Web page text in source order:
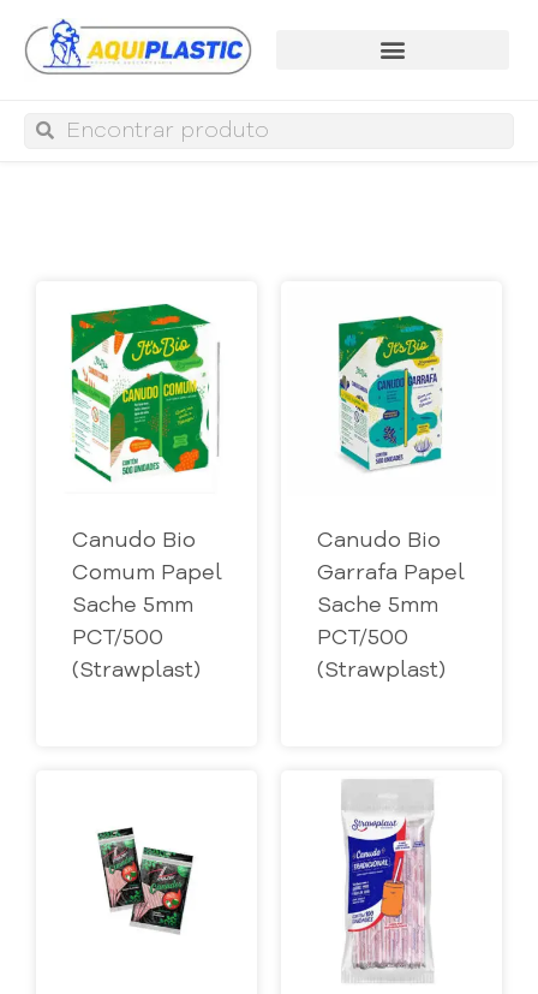
Canudo Bio
Comum Papel
Sache 5mm
PCT/500
(Strawplast)
Canudo Bio
Garrafa Papel
Sache 5mm
PCT/500
(Strawplast)